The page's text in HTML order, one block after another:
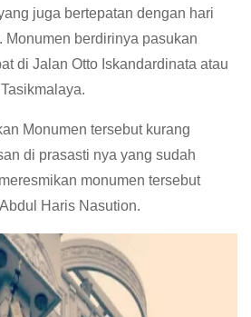
juga bertepatan dengan hari
Monumen berdirinya pasukan
di Jalan Otto Iskandardinata atau
Monumen tersebut kurang
di prasasti nya yang sudah
monumen tersebut
Haris Nasution.